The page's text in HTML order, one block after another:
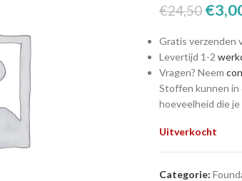
€24,50 €
Gratis verzenden
Levertijd 1-2
Vragen? Neem
Stoffen kunnen in
hoeveelheid die
Uitverkocht
Categorie: